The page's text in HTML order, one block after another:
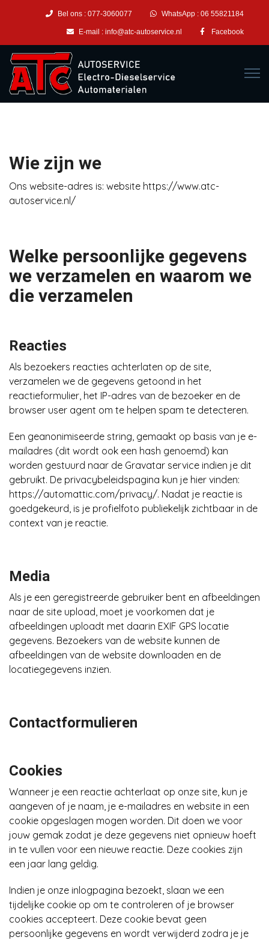
Bel ons : 077-3060077 WhatsApp : 06 55821184
E-mail : info@atc-autoservice.nl Facebook
Wie zijn we
Ons website-adres is: website https://www.atc-
autoservice.nl/
Welke persoonlijke gegevens
we verzamelen en waarom we
die verzamelen
Reacties
Als bezoekers reacties achterlaten op de site,
verzamelen we de gegevens getoond in het
reactieformulier, het IP-adres van de bezoeker en de
browser user agent om te helpen spam te detecteren.
Een geanonimiseerde string, gemaakt op basis van je e-
mailadres (dit wordt ook een hash genoemd) kan
worden gestuurd naar de Gravatar service indien je dit
gebruikt. De privacybeleidspagina kun je hier vinden:
https://automattic.com/privacy/. Nadat je reactie is
goedgekeurd, is je profielfoto publiekelijk zichtbaar in de
context van je reactie.
Media
Als je een geregistreerde gebruiker bent en afbeeldingen
naar de site upload, moet je voorkomen dat je
afbeeldingen uploadt met daarin EXIF GPS locatie
gegevens. Bezoekers van de website kunnen de
afbeeldingen van de website downloaden en de
locatiegegevens inzien.
Contactformulieren
Cookies
Wanneer je een reactie achterlaat op onze site, kun je
aangeven of je naam, je e-mailadres en website in een
cookie opgeslagen mogen worden. Dit doen we voor
jouw gemak zodat je deze gegevens niet opnieuw hoeft
in te vullen voor een nieuwe reactie. Deze cookies zijn
een jaar lang geldig.
Indien je onze inlogpagina bezoekt, slaan we een
tijdelijke cookie op om te controleren of je browser
cookies accepteert. Deze cookie bevat geen
persoonlijke gegevens en wordt verwijderd zodra je je